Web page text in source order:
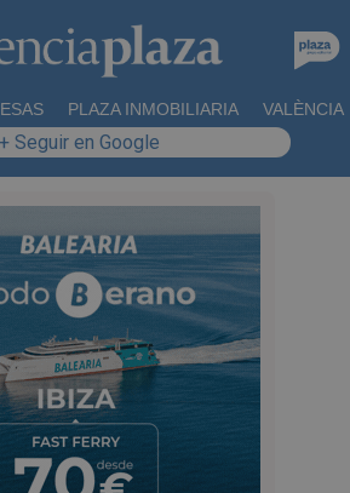
PLAZA INMOBILIARIA VALÈNCIA
+ Seguir en Google